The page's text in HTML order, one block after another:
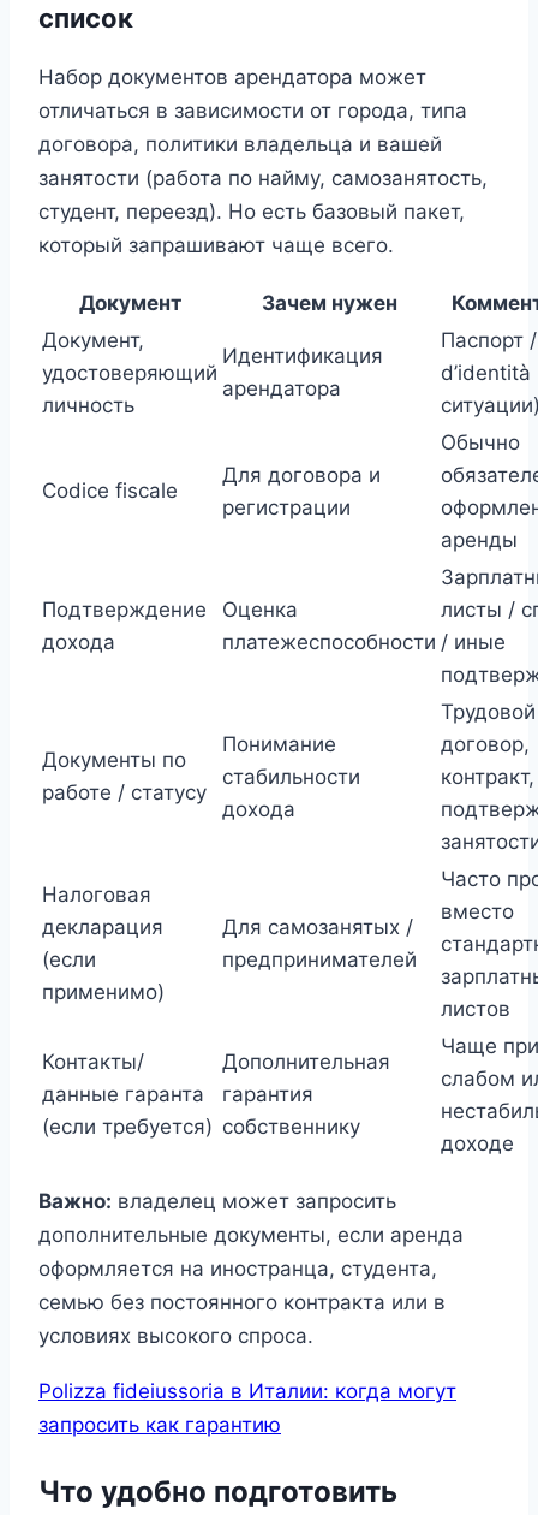
список
Набор документов арендатора может
отличаться в зависимости от города, типа
договора, политики владельца и вашей
занятости (работа по найму, самозанятость,
студент, переезд). Но есть базовый пакет,
который запрашивают чаще всего.
Документ Зачем нужен
Документ,
удостоверяющий
личность
Идентификация
арендатора
Паспорт
d’identità
Codice fiscale
Для договора и
регистрации
Обычно
аренды
Подтверждение
дохода
Оценка
платежеспособности
листы /
/ иные
Документы по
работе / статусу
Понимание
стабильности
дохода
Трудовой
договор,
контракт,
Налоговая
декларация
(если
применимо)
Для самозанятых /
предпринимателей
Часто
вместо
листов
Контакты/
данные гаранта
(если требуется)
Дополнительная
гарантия
собственнику
Чаще при
слабом
доходе
Важно: владелец может запросить
дополнительные документы, если аренда
оформляется на иностранца, студента,
семью без постоянного контракта или в
условиях высокого спроса.
Polizza fideiussoria в Италии: когда могут
запросить как гарантию
Что удобно подготовить